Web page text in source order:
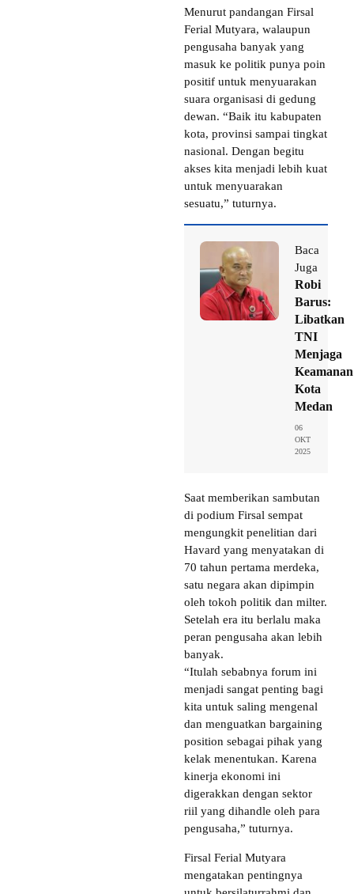
Menurut pandangan Firsal
Ferial Mutyara, walaupun
pengusaha banyak yang
masuk ke politik punya poin
positif untuk menyuarakan
suara organisasi di gedung
dewan. “Baik itu kabupaten
kota, provinsi sampai tingkat
nasional. Dengan begitu
akses kita menjadi lebih kuat
untuk menyuarakan
sesuatu,” tuturnya.
Baca
Juga
Robi
Barus:
Libatkan
TNI
Menjaga
Keamanan
Kota
Medan
06
OKT
2025
Saat memberikan sambutan
di podium Firsal sempat
mengungkit penelitian dari
Havard yang menyatakan di
70 tahun pertama merdeka,
satu negara akan dipimpin
oleh tokoh politik dan milter.
Setelah era itu berlalu maka
peran pengusaha akan lebih
banyak.
“Itulah sebabnya forum ini
menjadi sangat penting bagi
kita untuk saling mengenal
dan menguatkan bargaining
position sebagai pihak yang
kelak menentukan. Karena
kinerja ekonomi ini
digerakkan dengan sektor
riil yang dihandle oleh para
pengusaha,” tuturnya.
Firsal Ferial Mutyara
mengatakan pentingnya